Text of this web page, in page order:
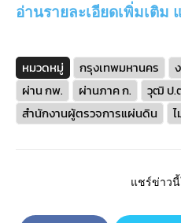
อ่านรายละเอียดเพิ่มเติ
หมวดหมู่ กรุงเทพมหานคร
ผ่าน กพ.
ผ่านภาค ก. วุฒิ ป.
สำนักงานผู้ตรวจการแผ่นดิน
แชร์ข่าว